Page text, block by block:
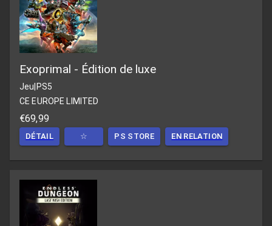
Exoprimal - Édition de luxe
Jeu|PS5
CE EUROPE LIMITED
€69,99
DÉTAIL ☆ PS STORE EN RELATION